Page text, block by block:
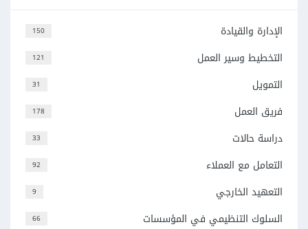
150 الإدارة والقيادة
121 التخطيط وسير العمل
31 التمويل
178 فريق العمل
33 دراسة حالات
92 التعامل مع العملاء
9 التعهيد الخارجي
66 السلوك التنظيمي في المؤسسات